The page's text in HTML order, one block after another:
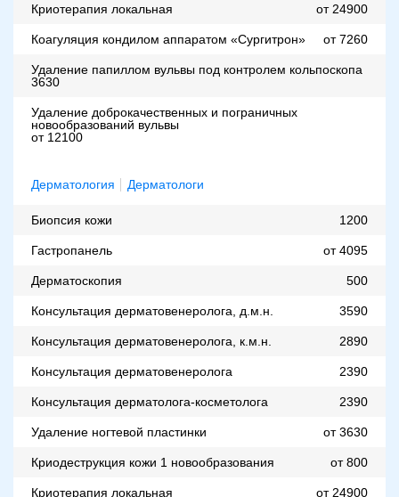
Криотерапия локальная от 24900
Коагуляция кондилом аппаратом «Сургитрон» от 7260
Удаление папиллом вульвы под контролем кольпоскопа
3630
Удаление доброкачественных и пограничных
новообразований вульвы
от 12100
Дерматология Дерматологи
Биопсия кожи 1200
Гастропанель от 4095
Дерматоскопия 500
Консультация дерматовенеролога, д.м.н. 3590
Консультация дерматовенеролога, к.м.н. 2890
Консультация дерматовенеролога 2390
Консультация дерматолога-косметолога 2390
Удаление ногтевой пластинки от 3630
Криодеструкция кожи 1 новообразования от 800
Криотерапия локальная от 24900